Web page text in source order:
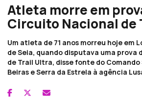
Atleta morre em
Circuito Nacional de
Um atleta de 71 anos morreu hoje em
de Seia, quando disputava uma prova
de Trail Ultra, disse fonte do
Beiras e Serra da Estrela à agência